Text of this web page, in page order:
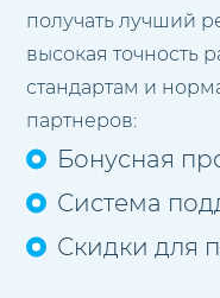
получать лучший
высокая точность
стандартам и
партнеров:
Бонусная
Система
Скидки для